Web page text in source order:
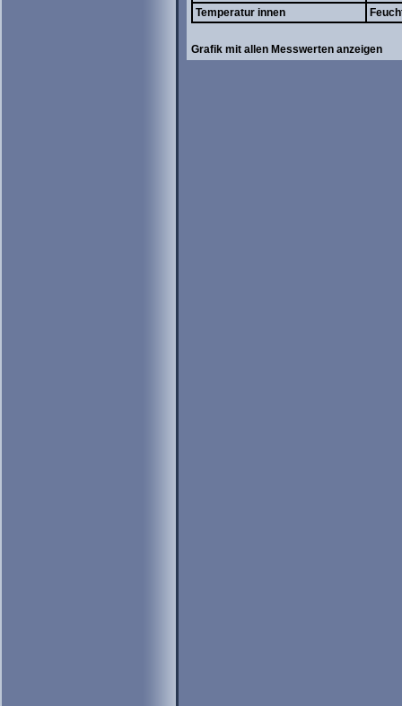
Temperatur innen
Grafik mit allen Messwerten anzeigen